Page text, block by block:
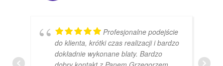
Profesjonalne podejście
do klienta, krótki czas realizacji i bardzo
dokładnie wykonane blaty. Bardzo